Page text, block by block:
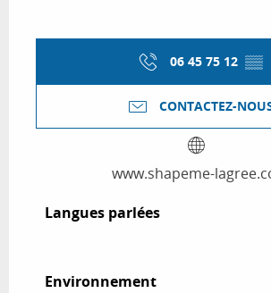
06 45 75 12 ▒▒
CONTACTEZ-
www.shapeme-
Langues parlées
Langues parlées
Environnement
Environnement